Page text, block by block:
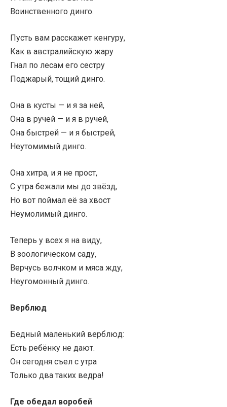
Воинственного динго.
Пусть вам расскажет кенгуру,
Как в австралийскую жару
Гнал по лесам его сестру
Поджарый, тощий динго.
Она в кусты — и я за ней,
Она в ручей — и я в ручей,
Она быстрей — и я быстрей,
Неутомимый динго.
Она хитра, и я не прост,
С утра бежали мы до звёзд,
Но вот поймал её за хвост
Неумолимый динго.
Теперь у всех я на виду,
В зоологическом саду,
Верчусь волчком и мяса жду,
Неугомонный динго.
Верблюд
Бедный маленький верблюд:
Есть ребёнку не дают.
Он сегодня съел с утра
Только два таких ведра!
Где обедал воробей